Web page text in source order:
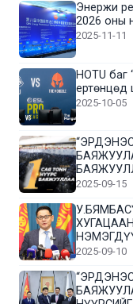
Энержи
2026 оны
2025-11-11
HOTU
ертөнцөд
2025-10-05
2025-09-15
2025-09-10